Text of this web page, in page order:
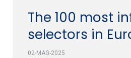
The 100 most
selectors in
02-MAG-2025